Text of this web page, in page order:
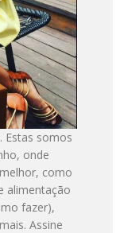
Estas somos
onde
como
alimentação
fazer),
Assine